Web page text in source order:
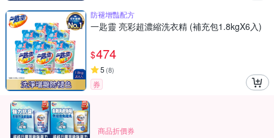
防褪增豔配方
一匙靈 亮彩超濃縮洗衣精 (補充包1.8kgX6入)
$474
5 (8)
券
商品折價券